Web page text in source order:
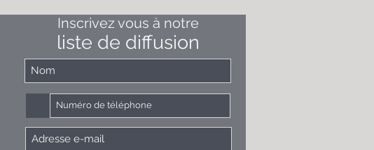
Inscrivez vous à notre
liste de diffusion